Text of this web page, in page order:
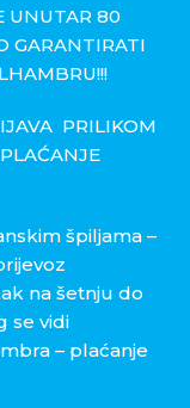
UNUTAR 80
GARANTIRATI
PRILIKOM
špiljama –
na šetnju do
se vidi
– plaćanje